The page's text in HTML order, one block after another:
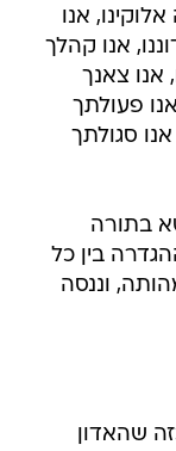
אנו
אנו קהלך
אנו צאנך
פעולתך
סגולתך
בתורה
בין כל
וננסה
שהאדון